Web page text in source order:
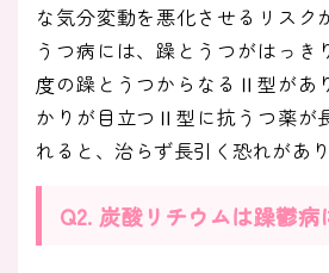
な気分変動を悪化させるリスク
うつ病には、躁とうつがはっ
度の躁とうつからなるⅡ型があ
かりが目立つⅡ型に抗うつ薬が
れると、治らず長引く恐れがあり
Q2. 炭酸リチウムは躁鬱病